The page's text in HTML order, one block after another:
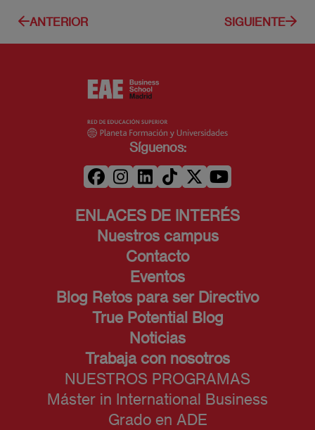
ANTERIOR SIGUIENTE
Síguenos:
ENLACES DE INTERÉS
Nuestros campus
Contacto
Eventos
Blog Retos para ser Directivo
True Potential Blog
Noticias
Trabaja con nosotros
NUESTROS PROGRAMAS
Máster in International Business
Grado en ADE